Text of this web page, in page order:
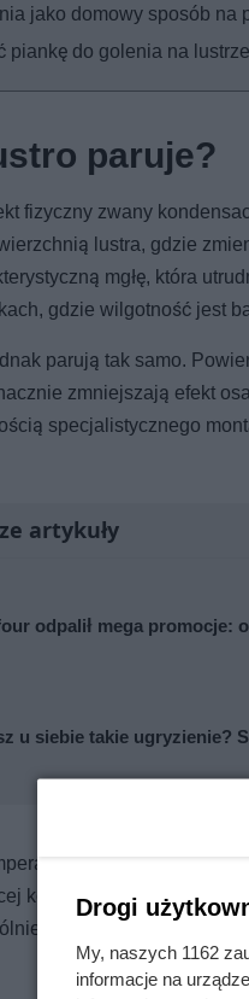
jako domowy sposób na
piankę do golenia na
paruje?
fizyczny zwany
lustra, gdzie
mgłę, która
gdzie wilgotność jest
parują tak samo.
zmniejszają efekt
specjalistycznego
artykuły
odpalił mega promocje:
u siebie takie ugryzienie?
i wilgotność
kondensatu pojawi się na
dotkliwy.
Drogi
My, naszych 1162
informacje na